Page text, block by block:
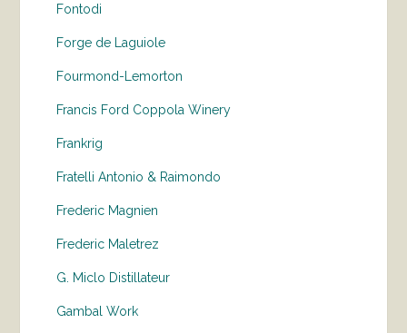
Fontodi
Forge de Laguiole
Fourmond-Lemorton
Francis Ford Coppola Winery
Frankrig
Fratelli Antonio & Raimondo
Frederic Magnien
Frederic Maletrez
G. Miclo Distillateur
Gambal Work